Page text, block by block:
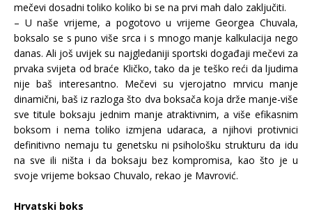
mečevi dosadni toliko koliko bi se na prvi mah dalo zaključiti.
– U naše vrijeme, a pogotovo u vrijeme Georgea Chuvala,
boksalo se s puno više srca i s mnogo manje kalkulacija nego
danas. Ali još uvijek su najgledaniji sportski događaji mečevi za
prvaka svijeta od braće Kličko, tako da je teško reći da ljudima
nije baš interesantno. Mečevi su vjerojatno mrvicu manje
dinamični, baš iz razloga što dva boksača koja drže manje-više
sve titule boksaju jednim manje atraktivnim, a više efikasnim
boksom i nema toliko izmjena udaraca, a njihovi protivnici
definitivno nemaju tu genetsku ni psihološku strukturu da idu
na sve ili ništa i da boksaju bez kompromisa, kao što je u
svoje vrijeme boksao Chuvalo, rekao je Mavrović.
Hrvatski boks